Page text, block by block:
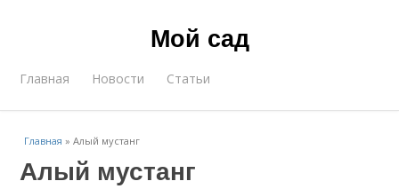
Мой сад
Главная Новости Статьи
Главная »Алый мустанг
Алый мустанг